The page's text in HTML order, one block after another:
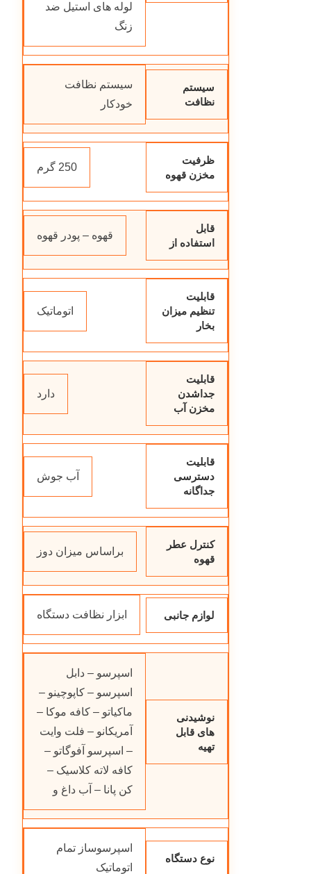
لوله های استیل ضد
زنگ
سیستم
نظافت
سیستم نظافت
خودكار
ظرفیت
مخزن قهوه
250 گرم
قابل
استفاده از
قهوه – پودر قهوه
قابلیت
تنظیم میزان
بخار
اتوماتیک
قابلیت
جداشدن
مخزن آب
دارد
قابلیت
دسترسی
جداگانه
آب جوش
کنترل عطر
قهوه
براساس میزان دوز
لوازم جانبی ابزار نظافت دستگاه
نوشیدنی
های قابل
تهیه
اسپرسو – دابل
اسپرسو – کاپوچینو –
ماکیاتو – کافه موکا –
آمریکانو – فلت وایت
– اسپرسو آفوگاتو –
کافه لاته کلاسیک –
کن پانا – آب داغ و
نوع دستگاه
اسپرسوساز تمام
اتوماتیک